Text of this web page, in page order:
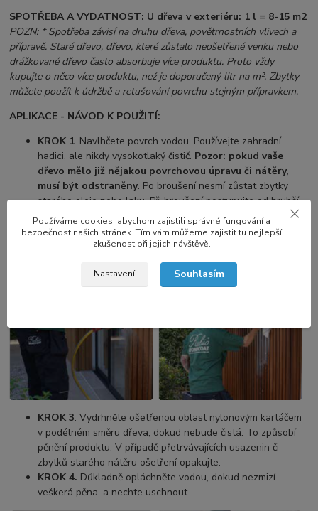
SPOTŘEBA A VYDATNOST: U dřeva v exteriéru: 1 l = 8-15 m2
POZN: * Spotřeba závisí na druhu dřeva, povětrnostních vlivech a
přípravě. Staré dřevo, dřevo, které zůstalo neošetřené venku nebo
drážkované dřevo často absorbuje více produktu. Proto vždy
kupujte o něco více produktu, než je doporučený litr na m². Zbytky
můžete použít k údržbě a retušování povrchu stejným přípravkem.
APLIKACE - NÁVOD K POUŽITÍ:
KROK 1. Navlhčete povrch vodou. Používejte zahradní
hadici, ale nikdy vysokotlaký čistič. Pozor: pokud vaše
dřevo mělo již nějakou povrchovou úpravu či nátěry,
musí být odstraněny. Po broušení nesmí zůstat zbytky
starého oleje nebo laku. Při broušení postupujte od hrubší
zrnitosti k jemnější (např. 40, 80, 100).
KROK 2.Naneste trochu neředěného Rubio Monocoat
Exterior Wood Cleaner.• Tip: Při práci s tímto produktem
vždy používejte rukavice. Buďte také opatrní, aby se produkt
nedostal do očí.
KROK 3. Vydrhněte ošetřenou oblast nylonovým kartáčem
v podélném směru dřeva, dokud nebude čistá. To způsobí
pěnění produktu. V případě přetrvávajících usazenin či
zbytků starého nátěru ošetření opakujte.
KROK 4. Důkladně opláchněte vodou, dokud nezmizí
veškerá pěna, a nechte uschnout.
Používáme cookies, abychom zajistili správné fungování a
bezpečnost našich stránek. Tím vám můžeme zajistit tu nejlepší
zkušenost při jejich návštěvě.
Nastavení Souhlasím